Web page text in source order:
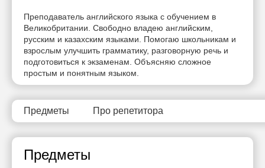
Преподаватель английского языка с обучением в
Великобритании. Свободно владею английским,
русским и казахским языками. Помогаю школьникам и
взрослым улучшить грамматику, разговорную речь и
подготовиться к экзаменам. Объясняю сложное
простым и понятным языком.
Предметы Про репетитора
Предметы
Нет
свободных
часов
Нет
свободных
часов
10:00
10:30
11:00
11:30
12:00
10:00
10:30
11:30